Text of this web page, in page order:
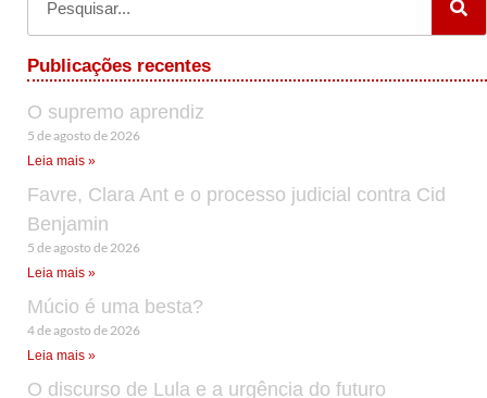
Publicações recentes
O supremo aprendiz
5 de agosto de 2026
Leia mais »
Favre, Clara Ant e o processo judicial contra Cid
Benjamin
5 de agosto de 2026
Leia mais »
Múcio é uma besta?
4 de agosto de 2026
Leia mais »
O discurso de Lula e a urgência do futuro